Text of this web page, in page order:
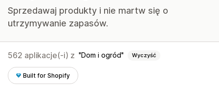
Sprzedawaj produkty i nie martw się o
utrzymywanie zapasów.
562 aplikacje(-i) z Dom i ogród Wyczyść
Built for Shopify